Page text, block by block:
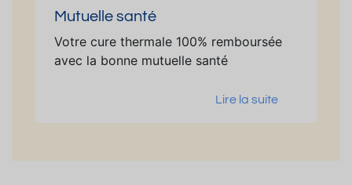
Mutuelle santé
Votre cure thermale 100% remboursée
avec la bonne mutuelle santé
Lire la suite